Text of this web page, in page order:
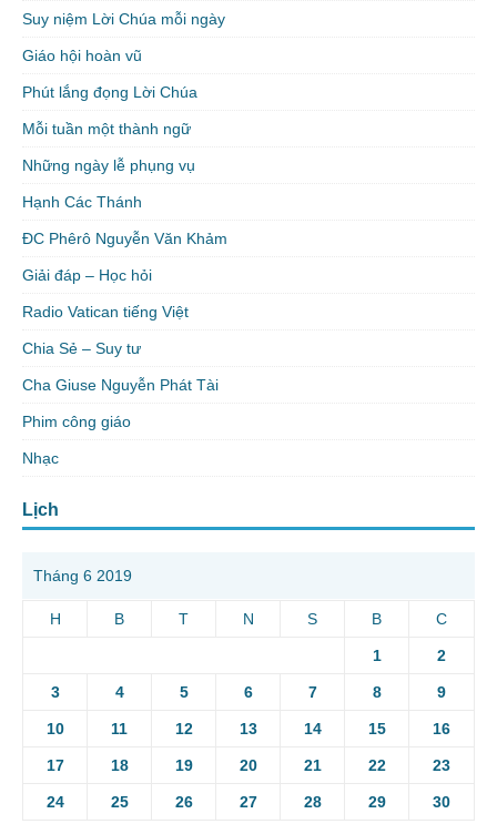
Suy niệm Lời Chúa mỗi ngày
Giáo hội hoàn vũ
Phút lắng đọng Lời Chúa
Mỗi tuần một thành ngữ
Những ngày lễ phụng vụ
Hạnh Các Thánh
ĐC Phêrô Nguyễn Văn Khảm
Giải đáp – Học hỏi
Radio Vatican tiếng Việt
Chia Sẻ – Suy tư
Cha Giuse Nguyễn Phát Tài
Phim công giáo
Nhạc
Lịch
Tháng 6 2019
H B T N S B C
1 2
3 4 5 6 7 8 9
10 11 12 13 14 15 16
17 18 19 20 21 22 23
24 25 26 27 28 29 30